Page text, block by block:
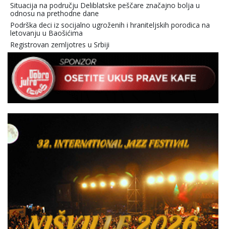
Situacija na području Deliblatske peščare značajno bolja u
odnosu na prethodne dane
Podrška deci iz socijalno ugroženih i hraniteljskih porodica na
letovanju u Baošićima
Registrovan zemljotres u Srbiji